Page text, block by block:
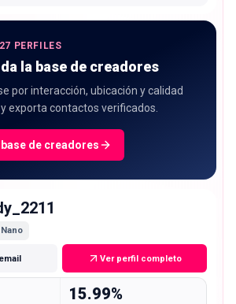
PERFILES
la base de creadores
por interacción, ubicación y calidad
exporta contactos verificados.
base de creadores
Nano
Ver perfil completo
15.99%